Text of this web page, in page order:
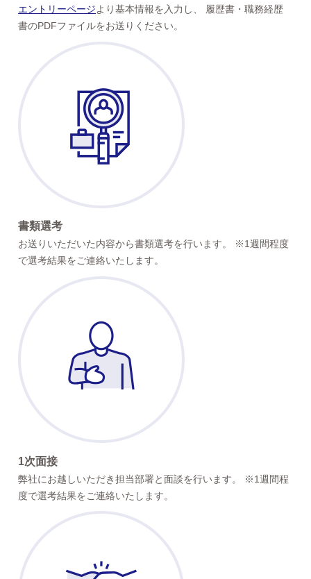
エントリーページより基本情報を入力し、 履歴書・職務経歴
書のPDFファイルをお送りください。
書類選考
お送りいただいた内容から書類選考を行います。 ※1週間程度
で選考結果をご連絡いたします。
1次面接
弊社にお越しいただき担当部署と面談を行います。 ※1週間程
度で選考結果をご連絡いたします。